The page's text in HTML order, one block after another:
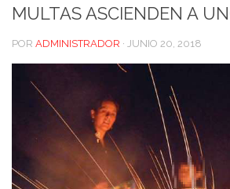
MULTAS ASCIENDEN A
POR ADMINISTRADOR · JUNIO 20, 2018